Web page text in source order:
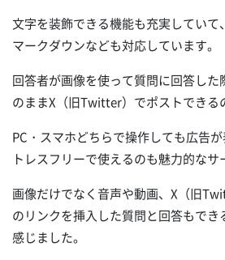
文字を装飾できる機能も充実していて
マークダウンなども対応しています。
回答者が画像を使って質問に回答した
のままX（旧Twitter）でポストできる
PC・スマホどちらで操作しても広告
トレスフリーで使えるのも魅力的なサ
画像だけでなく音声や動画、X（旧
のリンクを挿入した質問と回答もでき
感じました。